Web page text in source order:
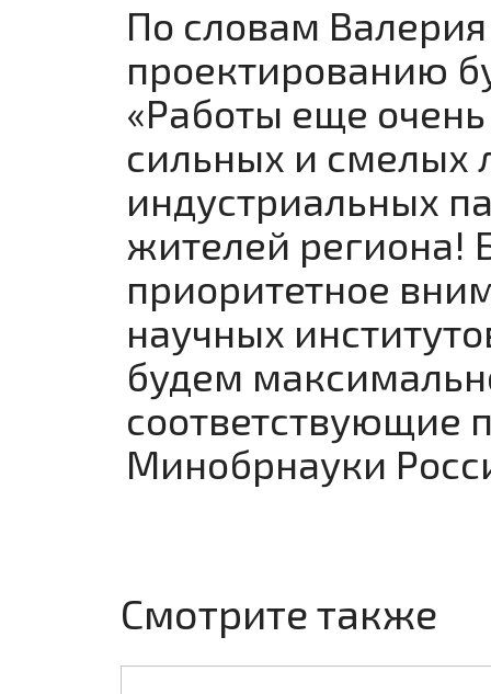
По словам
проектированию
«Работы еще
сильных и смелых
индустриальных
жителей региона!
приоритетное
научных
будем
соответствующие
Минобрнауки
Смотрите также